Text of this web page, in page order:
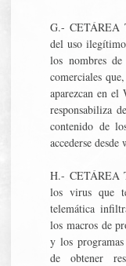
G.- CETÁREA
del uso ilegítimo
los nombres
comerciales
aparezcan en el
responsabiliza
contenido de
accederse
H.- CETÁREA
los virus que
telemática
los macros de
y los
de obtener